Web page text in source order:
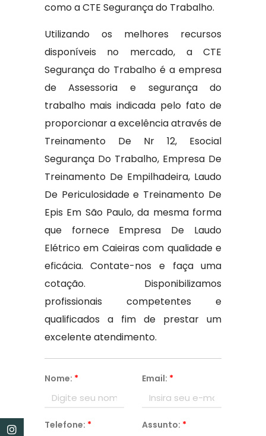
como a CTE Segurança do Trabalho.
Utilizando os melhores recursos
disponíveis no mercado, a CTE
Segurança do Trabalho é a empresa
de Assessoria e segurança do
trabalho mais indicada pelo fato de
proporcionar a excelência através de
Treinamento De Nr 12, Esocial
Segurança Do Trabalho, Empresa De
Treinamento De Empilhadeira, Laudo
De Periculosidade e Treinamento De
Epis Em São Paulo, da mesma forma
que fornece Empresa De Laudo
Elétrico em Caieiras com qualidade e
eficácia. Contate-nos e faça uma
cotação. Disponibilizamos
profissionais competentes e
qualificados a fim de prestar um
excelente atendimento.
Nome: * Email: *
Telefone: * Assunto: *